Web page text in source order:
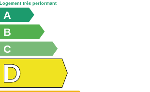
D
C
B
A
Logement très performant